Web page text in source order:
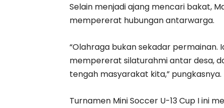
Selain menjadi ajang mencari bakat,
mempererat hubungan antarwarga.
“Olahraga bukan sekadar permainan.
mempererat silaturahmi antar desa,
tengah masyarakat kita,” pungkasnya.
Turnamen Mini Soccer U-13 Cup I ini